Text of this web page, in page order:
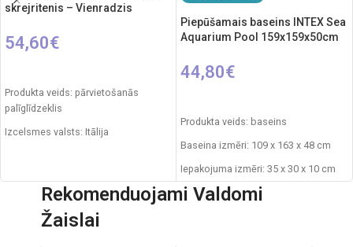
skrejritenis – Vienradzis
54,60€
Produkta veids: pārvietošanās
palīglīdzeklis
Izcelsmes valsts: Itālija
Svars: 2,7 kg
Ieteicamais vecums: no 1 gada
Piepūšamais baseins INTEX Sea
Aquarium Pool 159x159x50cm
44,80€
Produkta veids: baseins
Baseina izmēri: 109 x 163 x 48 cm
Iepakojuma izmēri: 35 x 30 x 10 cm
Svars: 3,6 kg
Rekomenduojami Valdomi
Žaislai